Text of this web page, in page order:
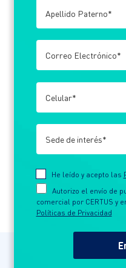
He leído y acepto las
Autorizo el envío de
comercial por CERTUS y
Políticas de Privacidad